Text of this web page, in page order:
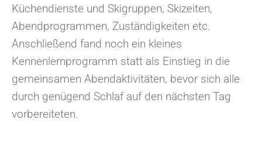
Küchendienste und Skigruppen, Skizeiten,
Abendprogrammen, Zuständigkeiten etc.
Anschließend fand noch ein kleines
Kennenlernprogramm statt als Einstieg in die
gemeinsamen Abendaktivitäten, bevor sich alle
durch genügend Schlaf auf den nächsten Tag
vorbereiteten.